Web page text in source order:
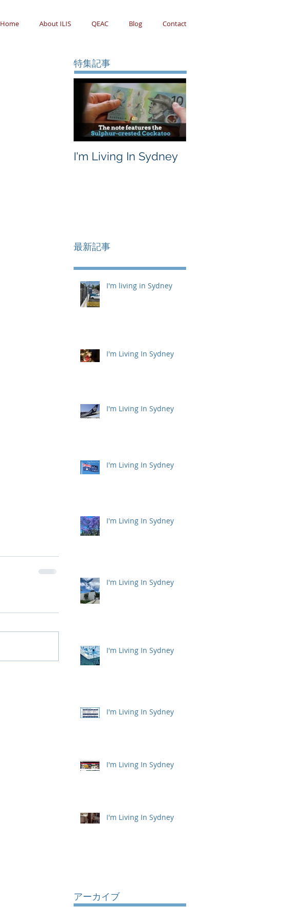
Home About ILIS QEAC Blog Contact
特集記事
I'm Living In Sydney
最新記事
I'm living in Sydney
I'm Living In Sydney
I'm Living In Sydney
I'm Living In Sydney
I'm Living In Sydney
I'm Living In Sydney
I'm Living In Sydney
I'm Living In Sydney
I'm Living In Sydney
I'm Living In Sydney
アーカイブ